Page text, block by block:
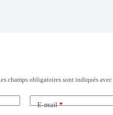
champs obligatoires sont indiqués avec
E-mail*